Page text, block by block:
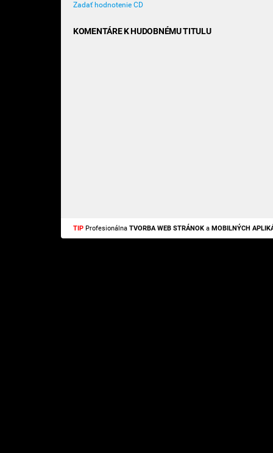
Zadať hodnotenie CD
KOMENTÁRE K HUDOBNÉMU TITULU
TIP Profesionálna TVORBA WEB STRÁNOK a MOBILNÝCH